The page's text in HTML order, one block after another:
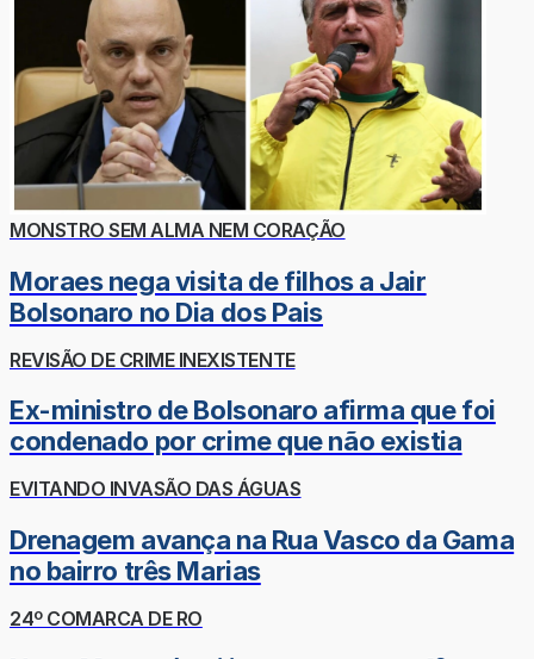
MONSTRO SEM ALMA NEM CORAÇÃO
Moraes nega visita de filhos a Jair
Bolsonaro no Dia dos Pais
REVISÃO DE CRIME INEXISTENTE
Ex-ministro de Bolsonaro afirma que foi
condenado por crime que não existia
EVITANDO INVASÃO DAS ÁGUAS
Drenagem avança na Rua Vasco da Gama
no bairro três Marias
24º COMARCA DE RO